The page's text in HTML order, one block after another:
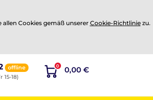
offline
15-18)
0 0,00 €
Cookies gemäß unserer Cookie-Richtliniezu.